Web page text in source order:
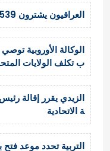
العراقيون يشترون 539 عقاراً في تركيا خلال 6 أشهر
الوكالة الأوروبية
ب تكلف الولايات المتحدة نحو 37
الزيدي يقرر إقالة
ة الاتحادية
التربية تحدد موعد